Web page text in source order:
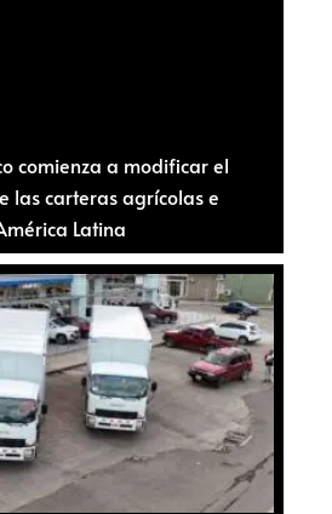
comienza a modificar el
las carteras agrícolas e
Latina